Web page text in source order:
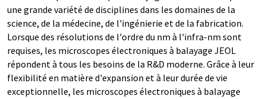
une grande variété de disciplines dans les domaines de la
science, de la médecine, de l'ingénierie et de la fabrication.
Lorsque des résolutions de l'ordre du nm à l'infra-nm sont
requises, les microscopes électroniques à balayage JEOL
répondent à tous les besoins de la R&D moderne. Grâce à leur
flexibilité en matière d'expansion et à leur durée de vie
exceptionnelle, les microscopes électroniques à balayage